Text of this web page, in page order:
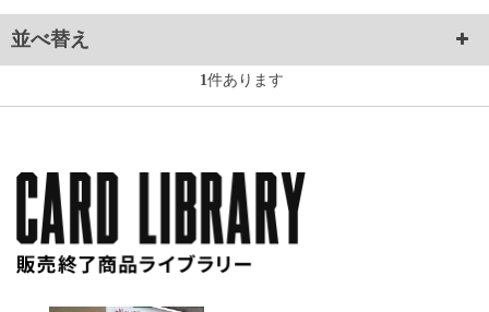
並べ替え
1件あります